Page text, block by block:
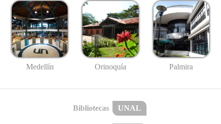
Medellín Orinoquía Palmira
Bibliotecas UNAL